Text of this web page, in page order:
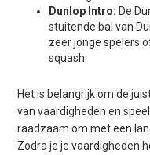
Dunlop Intro: De
stuitende bal van
zeer jonge spelers
squash.
Het is belangrijk om de
van vaardigheden en
raadzaam om met een
Zodra je je vaardigheden